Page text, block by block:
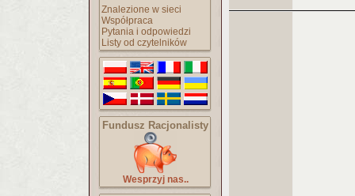
Znalezione w sieci
Współpraca
Pytania i odpowiedzi
Listy od czytelników
Fundusz Racjonalisty
Wesprzyj nas..